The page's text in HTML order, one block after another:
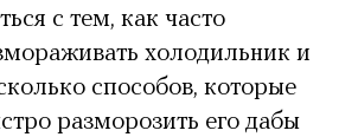
с тем, как часто
холодильник и
способов, которые
разморозить его дабы